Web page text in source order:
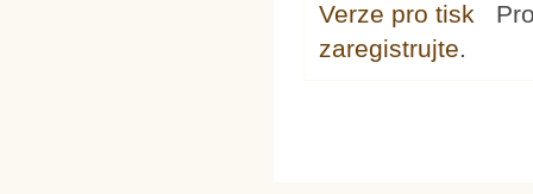
Verze pro tisk
zaregistrujte.